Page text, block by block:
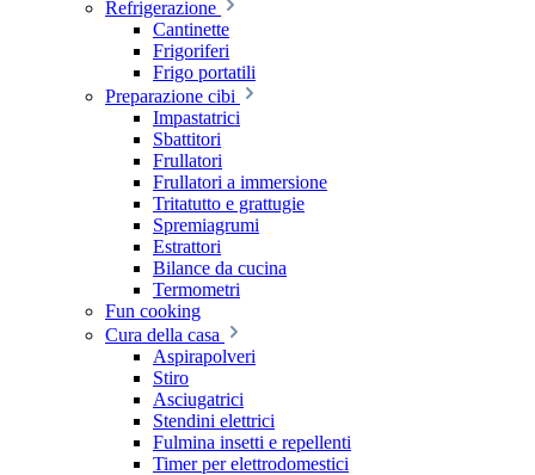
Refrigerazione
Cantinette
Frigoriferi
Frigo portatili
Preparazione cibi
Impastatrici
Sbattitori
Frullatori
Frullatori a immersione
Tritatutto e grattugie
Spremiagrumi
Estrattori
Bilance da cucina
Termometri
Fun cooking
Cura della casa
Aspirapolveri
Stiro
Asciugatrici
Stendini elettrici
Fulmina insetti e repellenti
Timer per elettrodomestici